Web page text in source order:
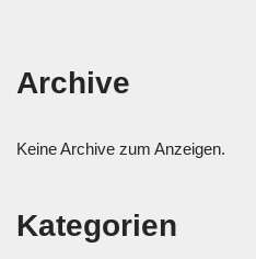
Archive
Keine Archive zum Anzeigen.
Kategorien